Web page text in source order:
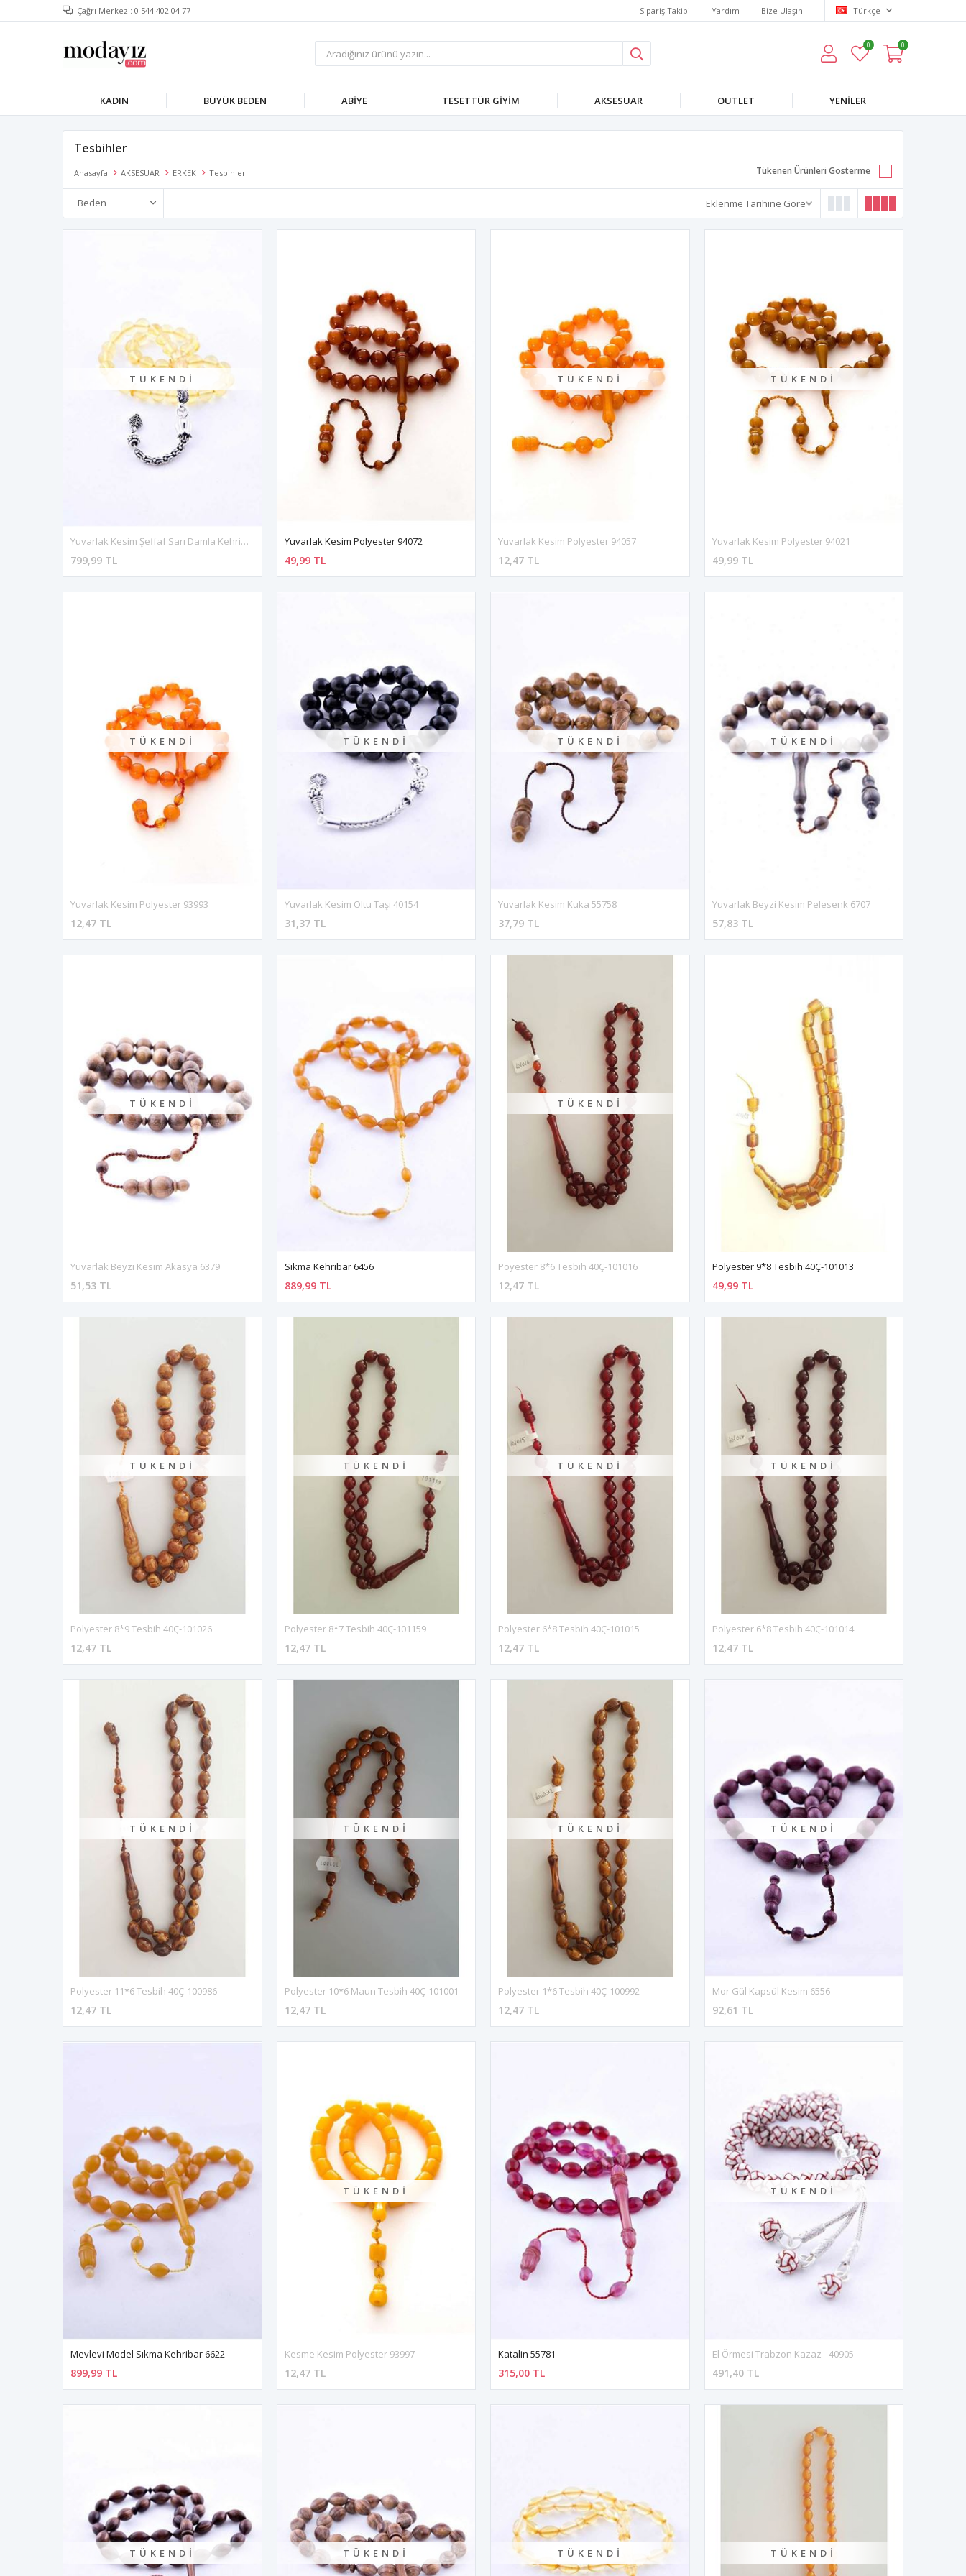
Çağrı Merkezi: 0 544 402 04 77 Sipariş Takibi Yardım Bize Ulaşın Türkçe
0 0
KADIN BÜYÜK BEDEN ABIYE TESETTÜR GIYIM AKSESUAR OUTLET YENILER
Tesbihler
Anasayfa AKSESUAR ERKEK Tesbihler Tükenen Ürünleri Gösterme
Beden
TÜKENDI
Yuvarlak Kesim Şeffaf Sarı Damla Kehribar 6571
799,99 TL
Yuvarlak Kesim Polyester 94072
49,99 TL
TÜKENDI
Yuvarlak Kesim Polyester 94057
12,47 TL
TÜKENDI
Yuvarlak Kesim Polyester 94021
49,99 TL
TÜKENDI
Yuvarlak Kesim Polyester 93993
12,47 TL
TÜKENDI
Yuvarlak Kesim Oltu Taşı 40154
31,37 TL
TÜKENDI
Yuvarlak Kesim Kuka 55758
37,79 TL
TÜKENDI
Yuvarlak Beyzi Kesim Pelesenk 6707
57,83 TL
TÜKENDI
Yuvarlak Beyzi Kesim Akasya 6379
51,53 TL
Sıkma Kehribar 6456
889,99 TL
TÜKENDI
Poyester 8*6 Tesbih 40Ç-101016
12,47 TL
Polyester 9*8 Tesbih 40Ç-101013
49,99 TL
TÜKENDI
Polyester 8*9 Tesbih 40Ç-101026
12,47 TL
TÜKENDI
Polyester 8*7 Tesbih 40Ç-101159
12,47 TL
TÜKENDI
Polyester 6*8 Tesbih 40Ç-101015
12,47 TL
TÜKENDI
Polyester 6*8 Tesbih 40Ç-101014
12,47 TL
TÜKENDI
Polyester 11*6 Tesbih 40Ç-100986
12,47 TL
TÜKENDI
Polyester 10*6 Maun Tesbih 40Ç-101001
12,47 TL
TÜKENDI
Polyester 1*6 Tesbih 40Ç-100992
12,47 TL
TÜKENDI
Mor Gül Kapsül Kesim 6556
92,61 TL
Mevlevi Model Sıkma Kehribar 6622
899,99 TL
TÜKENDI
Kesme Kesim Polyester 93997
12,47 TL
Katalin 55781
315,00 TL
TÜKENDI
El Örmesi Trabzon Kazaz - 40905
491,40 TL
TÜKENDI TÜKENDI TÜKENDI TÜKENDI